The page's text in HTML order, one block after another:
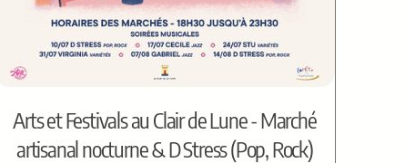
Arts et Festivals au Clair de Lune - Marché
artisanal nocturne & D Stress (Pop, Rock)